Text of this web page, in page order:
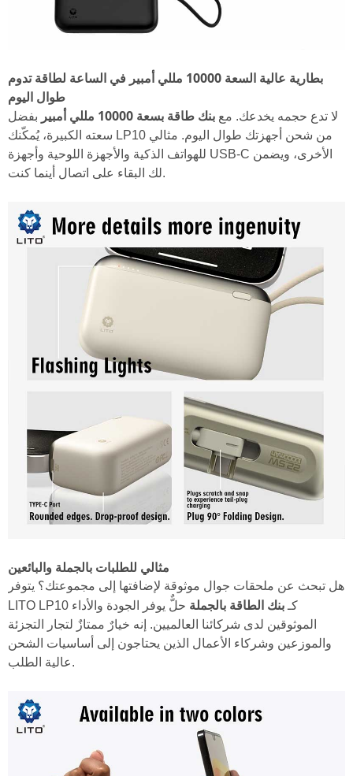
بطارية عالية السعة 10000 مللي أمبير في الساعة لطاقة تدوم
طوال اليوم
لا تدع حجمه يخدعك. مع بنك طاقة بسعة 10000 مللي أمبير
بفضل
سعته الكبيرة، يُمكّنك LP10 من شحن أجهزتك طوال اليوم. مثالي
للهواتف الذكية والأجهزة اللوحية وأجهزة USB-C الأخرى، ويضمن
لك البقاء على اتصال أينما كنت.
مثالي للطلبات بالجملة والبائعين
هل تبحث عن ملحقات جوال موثوقة لإضافتها إلى مجموعتك؟ يتوفر
LITO LP10 كـ بنك الطاقة بالجملة حلٌّ يوفر الجودة والأداء
الموثوقين لدى شركائنا العالميين. إنه خيارٌ ممتازٌ لتجار التجزئة
والموزعين وشركاء الأعمال الذين يحتاجون إلى أساسيات الشحن
عالية الطلب.